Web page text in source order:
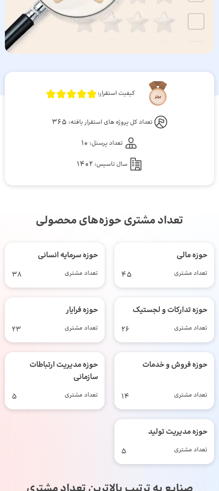
کیفیت استقرار:
تعداد کل پروژه های استقرار یافته: 365
تعداد پرسنل: 10
سال تاسیس: 1402
تعداد مشتری حوزه‌های محصولی
حوزه مالی
تعداد مشتری 45
حوزه سرمایه انسانی
تعداد مشتری 38
حوزه تدارکات و لجستیک
تعداد مشتری 26
حوزه فرایار
تعداد مشتری 23
حوزه فروش و خدمات
تعداد مشتری 14
حوزه مدیریت ارتباطات
سازمانی
تعداد مشتری 5
حوزه مدیریت تولید
تعداد مشتری 5